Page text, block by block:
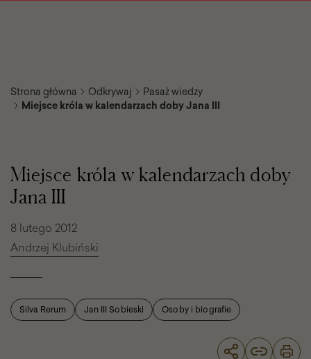
Strona główna Odkrywaj
Pasaż wiedzy
Miejsce króla w kalendarzach doby Jana III
w
kalendarzach
doby
Jana
Miejsce króla w kalendarzach doby
Jana III
8 lutego 2012
Andrzej Klubiński
Silva Rerum Jan III Sobieski Osoby i biografie